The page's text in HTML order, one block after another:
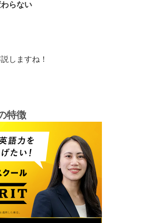
らない
しますね！
特徴